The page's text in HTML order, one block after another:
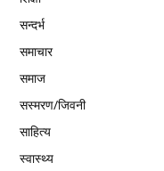
सन्दर्भ
समाचार
समाज
सस्मरण/जिवनी
साहित्य
स्वास्थ्य